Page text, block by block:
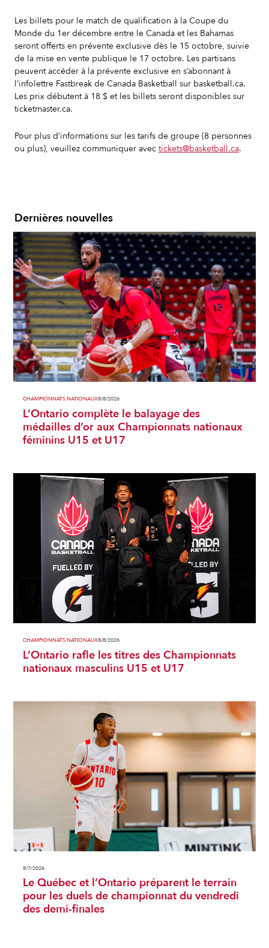
Les billets pour le match de qualification à la Coupe du
Monde du 1er décembre entre le Canada et les Bahamas
seront offerts en prévente exclusive dès le 15 octobre, suivie
de la mise en vente publique le 17 octobre. Les partisans
peuvent accéder à la prévente exclusive en s’abonnant à
l’infolettre Fastbreak de Canada Basketball sur basketball.ca.
Les prix débutent à 18 $ et les billets seront disponibles sur
ticketmaster.ca.
Pour plus d’informations sur les tarifs de groupe (8 personnes
ou plus), veuillez communiquer avec tickets@basketball.ca.
Dernières nouvelles
CHAMPIONNATS NATIONAUX8/8/2026
L’Ontario complète le balayage des
médailles d’or aux Championnats nationaux
féminins U15 et U17
CHAMPIONNATS NATIONAUX8/8/2026
L’Ontario rafle les titres des Championnats
nationaux masculins U15 et U17
8/7/2026
Le Québec et l’Ontario préparent le terrain
pour les duels de championnat du vendredi
des demi-finales